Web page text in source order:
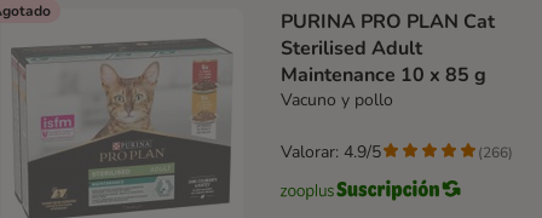
PURINA PRO PLAN Cat
Sterilised Adult
Maintenance 10 x 85 g
Vacuno y pollo
Valorar: 4.9/5 (266)